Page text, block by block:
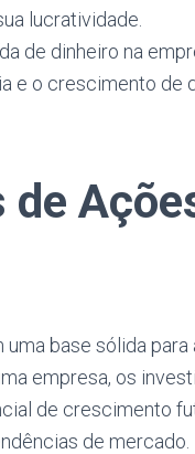
lucratividade.
de dinheiro na
e o crescimento de
de
base sólida para
empresa, os
de crescimento
de mercado.